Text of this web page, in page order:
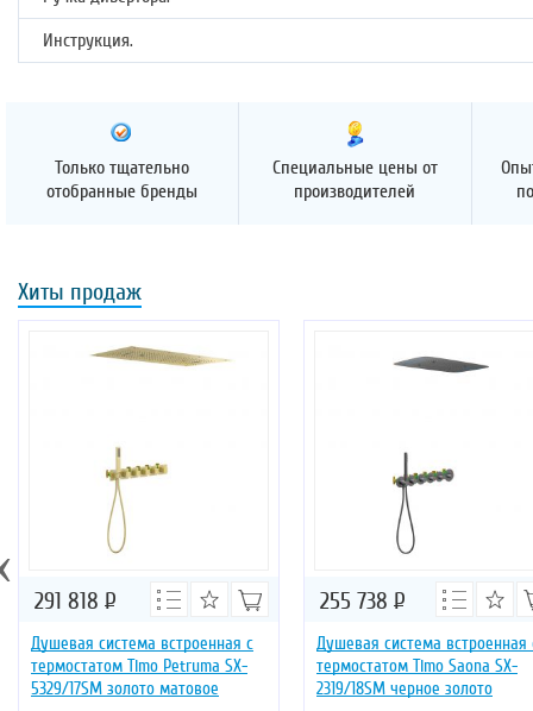
Инструкция.
Только тщательно
отобранные бренды
Специальные цены от
производителей
Хиты продаж
Душевая система встроенная с
термостатом Timo Petruma SX-
5329/17SM золото матовое
291 818 Р
Душевая система встроенная
термостатом Timo Saona SX-
2319/18SM черное золото
255 738 Р